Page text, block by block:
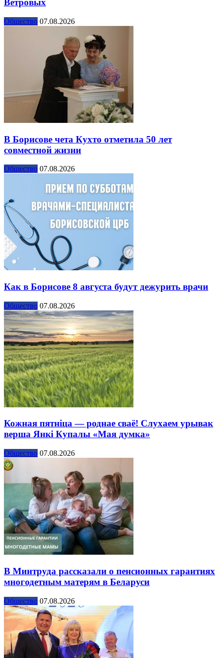
Ветровых
Общество 07.08.2026
В Борисове чета Кухто отметила 50 лет
совместной жизни
Общество 07.08.2026
Как в Борисове 8 августа будут дежурить врачи
Общество 07.08.2026
Кожная пятніца — роднае сваё! Слухаем урывак
верша Янкі Купалы «Мая думка»
Общество 07.08.2026
В Минтруда рассказали о пенсионных гарантиях
многодетным матерям в Беларуси
Общество 07.08.2026